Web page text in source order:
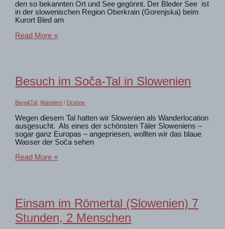
den so bekannten Ort und See gegönnt. Der Bleder See ist
in der slowenischen Region Oberkrain (Gorenjska) beim
Kurort Bled am
Touristenidylle
(Slowenien)
Read More »
Besuch im Soča-Tal in Slowenien
Berg&Tal ,Wandern / Drohne
Wegen diesem Tal hatten wir Slowenien als Wanderlocation
ausgesucht. Als eines der schönsten Täler Sloweniens –
sogar ganz Europas – angepriesen, wollten wir das blaue
Wasser der Soča sehen
Besuch
Slowenien
Read More »
Einsam im Römertal (Slowenien) 7
Stunden, 2 Menschen